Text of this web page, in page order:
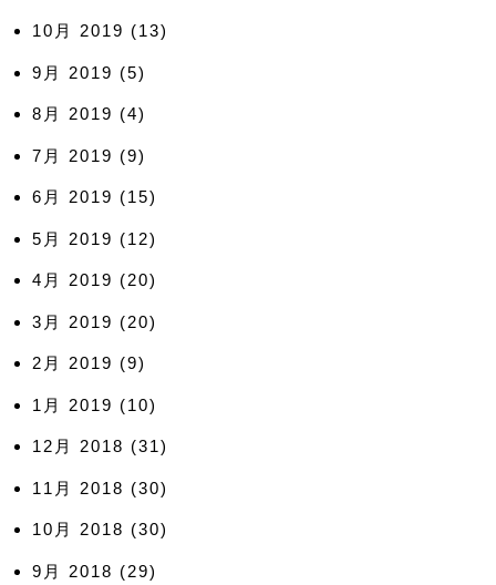
10月 2019 (13)
9月 2019 (5)
8月 2019 (4)
7月 2019 (9)
6月 2019 (15)
5月 2019 (12)
4月 2019 (20)
3月 2019 (20)
2月 2019 (9)
1月 2019 (10)
12月 2018 (31)
11月 2018 (30)
10月 2018 (30)
9月 2018 (29)